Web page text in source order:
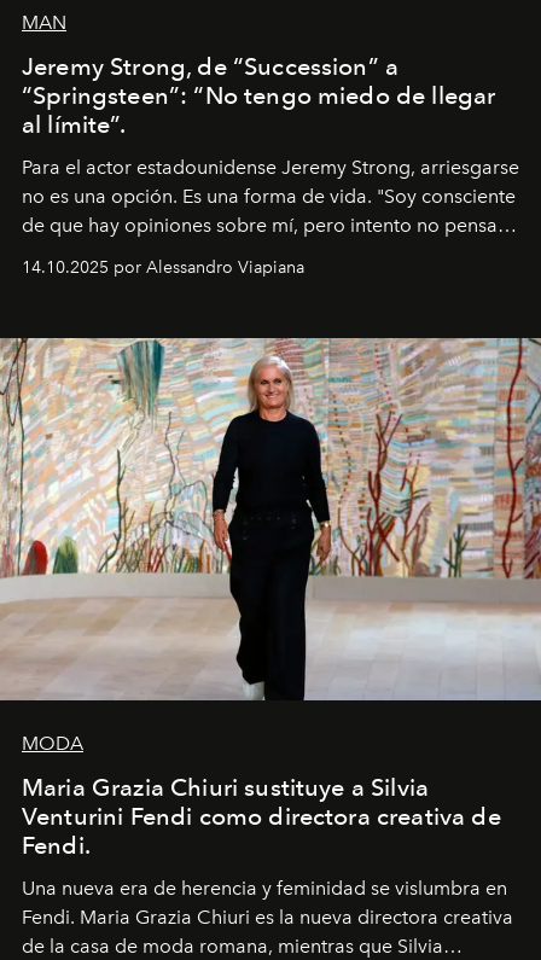
MAN
Jeremy Strong, de “Succession” a
“Springsteen”: “No tengo miedo de llegar
al límite”.
Para el actor estadounidense Jeremy Strong, arriesgarse
no es una opción. Es una forma de vida. "Soy consciente
de que hay opiniones sobre mí, pero intento no pensar
demasiado en cómo me perciben. Creo que es una
pérdida de tiempo", afirma.
14.10.2025 por Alessandro Viapiana
MODA
Maria Grazia Chiuri sustituye a Silvia
Venturini Fendi como directora creativa de
Fendi.
Una nueva era de herencia y feminidad se vislumbra en
Fendi. Maria Grazia Chiuri es la nueva directora creativa
de la casa de moda romana, mientras que Silvia